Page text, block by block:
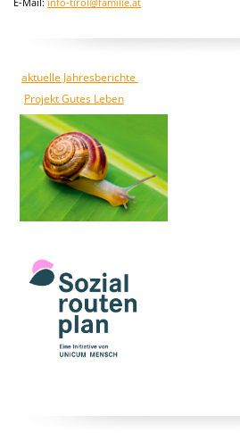
aktuelle Jahresberichte
Projekt Gutes Leben